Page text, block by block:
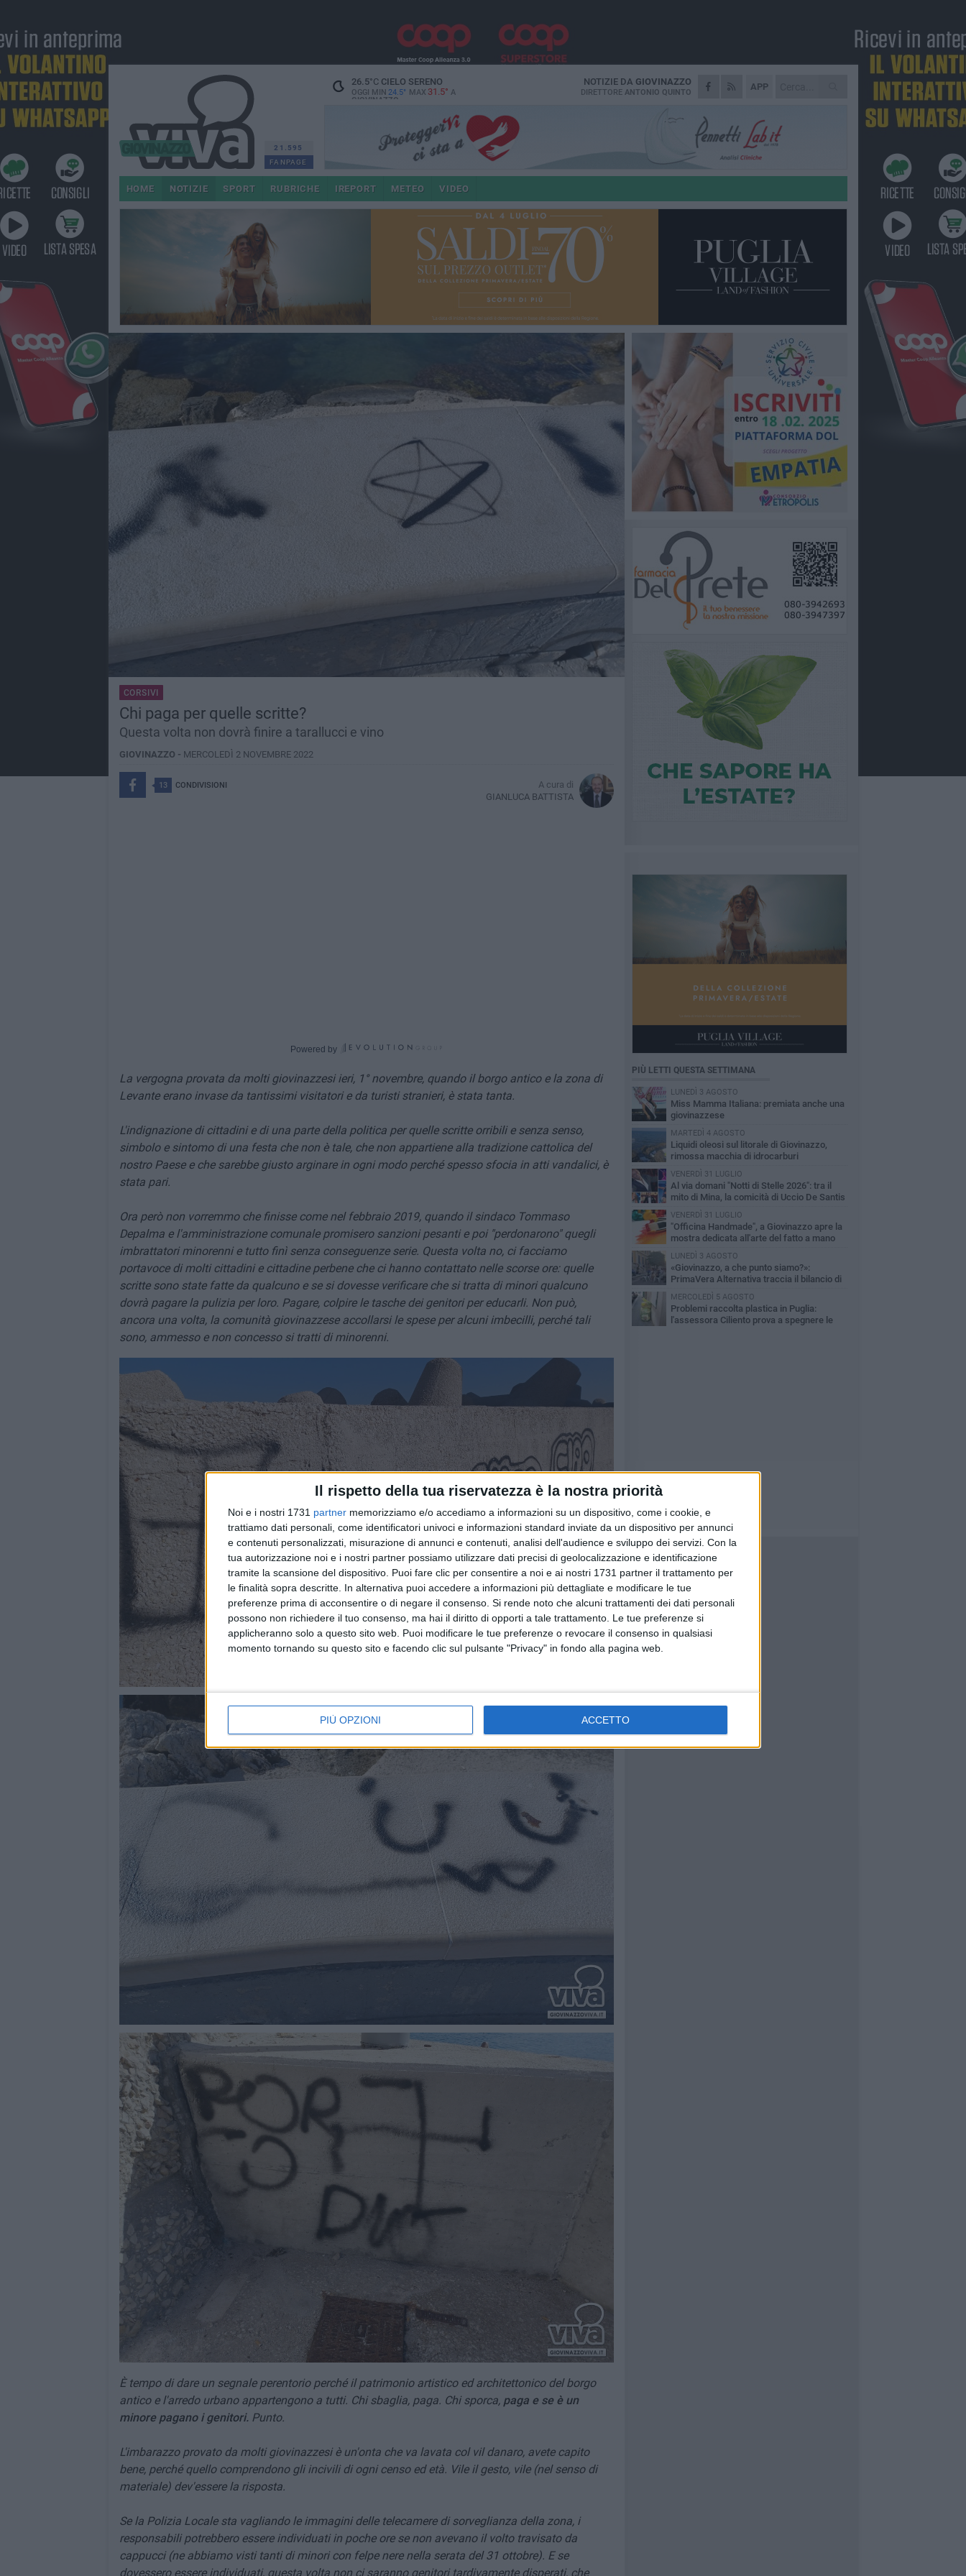
Il rispetto della tua riservatezza è la nostra priorità
Noi e i nostri 1731 partner memorizziamo e/o accediamo a informazioni su un dispositivo, come i cookie, e
trattiamo dati personali, come identificatori univoci e informazioni standard inviate da un dispositivo per annunci
e contenuti personalizzati, misurazione di annunci e contenuti, analisi dell'audience e sviluppo dei servizi. Con la
tua autorizzazione noi e i nostri partner possiamo utilizzare dati precisi di geolocalizzazione e identificazione
tramite la scansione del dispositivo. Puoi fare clic per consentire a noi e ai nostri 1731 partner il trattamento per
le finalità sopra descritte. In alternativa puoi accedere a informazioni più dettagliate e modificare le tue
preferenze prima di acconsentire o di negare il consenso. Si rende noto che alcuni trattamenti dei dati personali
possono non richiedere il tuo consenso, ma hai il diritto di opporti a tale trattamento. Le tue preferenze si
applicheranno solo a questo sito web. Puoi modificare le tue preferenze o revocare il consenso in qualsiasi
momento tornando su questo sito e facendo clic sul pulsante "Privacy" in fondo alla pagina web.
PIÙ OPZIONI ACCETTO
21.595
FANPAGE
26.5°CCIELO SERENO
OGGI MIN 24.5° MAX 31.5° A
GIOVINAZZO
APP
NOTIZIE DA GIOVINAZZO
DIRETTORE ANTONIO QUINTO
HOME NOTIZIE SPORT RUBRICHE IREPORT METEO VIDEO
CORSIVI
Chi paga per quelle scritte?
Questa volta non dovrà finire a tarallucci e vino
GIOVINAZZO - MERCOLEDÌ 2 NOVEMBRE 2022
13 CONDIVISIONI
A cura di
GIANLUCA BATTISTA
Powered by
La vergogna provata da molti giovinazzesi ieri, 1° novembre, quando il borgo antico e la zona di
Levante erano invase da tantissimi visitatori e da turisti stranieri, è stata tanta.
L'indignazione di cittadini e di una parte della politica per quelle scritte orribili e senza senso,
simbolo e sintomo di una festa che non è tale, che non appartiene alla tradizione cattolica del
nostro Paese e che sarebbe giusto arginare in ogni modo perché spesso sfocia in atti vandalici, è
stata pari.
Ora però non vorremmo che finisse come nel febbraio 2019, quando il sindaco Tommaso
Depalma e l'amministrazione comunale promisero sanzioni pesanti e poi "perdonarono" quegli
imbrattatori minorenni e tutto finì senza conseguenze serie. Questa volta no, ci facciamo
portavoce di molti cittadini e cittadine perbene che ci hanno contattato nelle scorse ore: quelle
scritte sono state fatte da qualcuno e se si dovesse verificare che si tratta di minori qualcuno
dovrà pagare la pulizia per loro. Pagare, colpire le tasche dei genitori per educarli. Non può,
ancora una volta, la comunità giovinazzese accollarsi le spese per alcuni imbecilli, perché tali
sono, ammesso e non concesso si tratti di minorenni.
È tempo di dare un segnale perentorio perché il patrimonio artistico ed architettonico del borgo
antico e l'arredo urbano appartengono a tutti. Chi sbaglia, paga. Chi sporca, paga e se è un
minore pagano i genitori. Punto.
L'imbarazzo provato da molti giovinazzesi è un'onta che va lavata col vil danaro, avete capito
bene, perché quello comprendono gli incivili di ogni censo ed età. Vile il gesto, vile (nel senso di
materiale) dev'essere la risposta.
Se la Polizia Locale sta vagliando le immagini delle telecamere di sorveglianza della zona, i
responsabili potrebbero essere individuati in poche ore se non avevano il volto travisato da
cappucci (ne abbiamo visti tanti di minori con felpe nere nella serata del 31 ottobre). E se
dovessero essere individuati, questa volta non ci saranno genitori tardivamente disperati, che
PIÙ LETTI QUESTA SETTIMANA
LUNEDÌ 3 AGOSTO
Miss Mamma Italiana: premiata anche una
giovinazzese
MARTEDÌ 4 AGOSTO
Liquidi oleosi sul litorale di Giovinazzo,
rimossa macchia di idrocarburi
VENERDÌ 31 LUGLIO
Al via domani "Notti di Stelle 2026": tra il
mito di Mina, la comicità di Uccio De Santis
e il ritmo del Salento
VENERDÌ 31 LUGLIO
"Officina Handmade", a Giovinazzo apre la
mostra dedicata all'arte del fatto a mano
LUNEDÌ 3 AGOSTO
«Giovinazzo, a che punto siamo?»:
PrimaVera Alternativa traccia il bilancio di
4 anni di Sollecito
MERCOLEDÌ 5 AGOSTO
Problemi raccolta plastica in Puglia:
l'assessora Ciliento prova a spegnere le